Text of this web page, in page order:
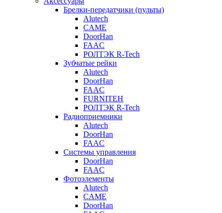
Брелки-передатчики (пульты)
Alutech
CAME
DoorHan
FAAC
РОЛТЭК R-Tech
Зубчатые рейки
Alutech
DoorHan
FAAC
FURNITEH
РОЛТЭК R-Tech
Радиоприемники
Alutech
DoorHan
FAAC
Системы управления
DoorHan
FAAC
Фотоэлементы
Alutech
CAME
DoorHan